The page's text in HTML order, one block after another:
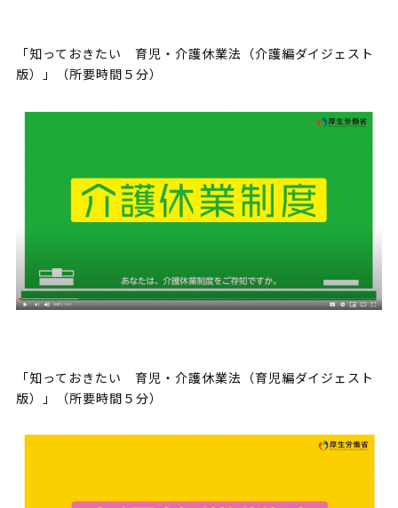
「知っておきたい 育児・介護休業法（介護編ダイジェスト
版）」（所要時間５分）
「知っておきたい 育児・介護休業法（育児編ダイジェスト
版）」（所要時間５分）